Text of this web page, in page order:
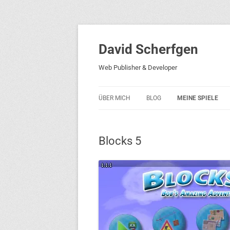
David Scherfgen
Web Publisher & Developer
ÜBER MICH BLOG MEINE SPIELE
PHARAO
RICARDO 2
ROCKET RAGE
ROLLMORAD —
Blocks 5